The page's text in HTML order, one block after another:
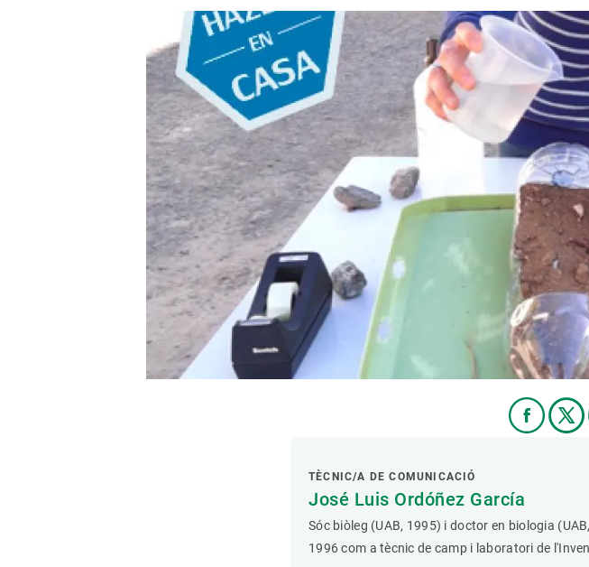
TÈCNIC/A DE COMUNICACIÓ
José Luis Ordóñez García
Sóc biòleg (UAB, 1995) i doctor en biologia
1996 com a tècnic de camp i laboratori de
Infraestructures
Equitat, Diversitat i Inclusió (EDI)
Oficina de premsa
Ciència oberta i gestió del coneixement
Funcionament dels ecosistemes
Observació de la terra
Temes transversals
Publicacions
Synthesis Actions
Política i gestió
Serveis tècnics